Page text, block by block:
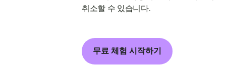
취소할 수 있습니다.
무료 체험 시작하기